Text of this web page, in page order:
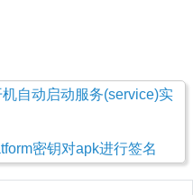
自动启动服务(service)实
密钥对apk进行签名